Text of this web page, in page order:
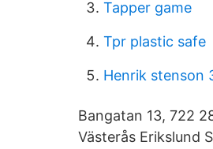
Tapper game
Tpr plastic safe
Henrik stenson
Bangatan 13, 722
Västerås Erikslund